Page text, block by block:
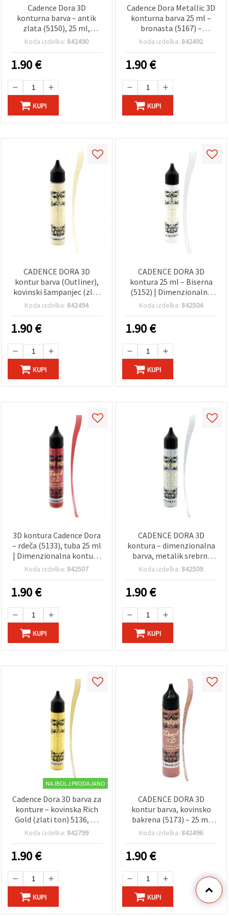
Cadence Dora 3D
konturna barva – antik
zlata (5150), 25 ml,
kovinski dimenzijski
ustvarjanje in mešane
tehnike, z zlatim učinkom
Koda izdelka: 842490
1.90€
KUPI
Cadence Dora Metallic 3D
konturna barva 25 ml –
bronasta (5167) –
dimenzijski liner za hobi
Koda izdelka: 842492
1.90€
KUPI
CADENCE DORA 3D
kontur barva (Outliner),
kovinski šampanjec (zlat
odtenek), 25 ml – reliefna
dekoracijo, koda 5172
Koda izdelka: 842494
1.90€
KUPI
CADENCE DORA 3D
kontura 25 ml – Biserna
(5152) | Dimenzionalna
hobi barva z bisernim
detajle, DIY ročna dela in
dekoracije
Koda izdelka: 842504
1.90€
KUPI
3D kontura Cadence Dora
– rdeča (5133), tuba 25 ml
| Dimenzionalna kontura
za hobi ustvarjanje, DIY
izdelavo voščilnic
Koda izdelka: 842507
1.90€
KUPI
CADENCE DORA 3D
kontura – dimenzionalna
barva, metalik srebrni
odtenek (5132), tuba 25
hobi ustvarjanje,
scrapbooking in DIY
projekte
Koda izdelka: 842509
1.90€
KUPI
NAJBOLJ PRODAJANO
Cadence Dora 3D barva za
konture – kovinska Rich
Gold (zlati ton) 5136, 25
ml – outliner za tekstil in
Koda izdelka: 842799
1.90€
KUPI
CADENCE DORA 3D
kontur barva, kovinsko
bakrena (5173) – 25 ml
dimenzionalni liner za
Koda izdelka: 842496
1.90€
KUPI